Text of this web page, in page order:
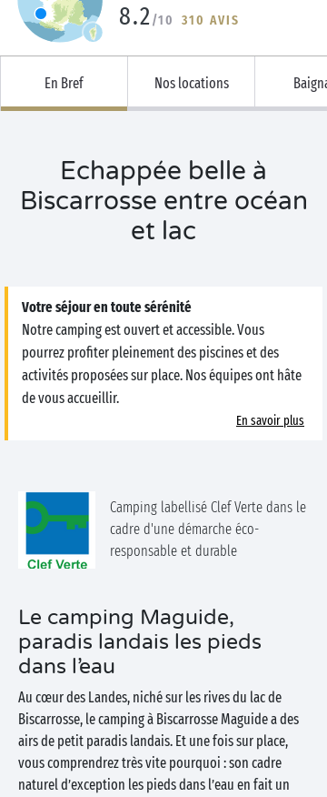
8.2/10 310 AVIS
En Bref Nos locations
Echappée belle à
Biscarrosse entre océan
et lac
Votre séjour en toute sérénité
Notre camping est ouvert et accessible. Vous
pourrez profiter pleinement des piscines et des
activités proposées sur place. Nos équipes ont hâte
de vous accueillir.
En savoir plus
Camping labellisé Clef Verte dans le
cadre d'une démarche éco-
responsable et durable
Le camping Maguide,
paradis landais les pieds
dans l’eau
Au cœur des Landes, niché sur les rives du lac de
Biscarrosse, le camping à Biscarrosse Maguide a des
airs de petit paradis landais. Et une fois sur place,
vous comprendrez très vite pourquoi : son cadre
naturel d’exception les pieds dans l’eau en fait un